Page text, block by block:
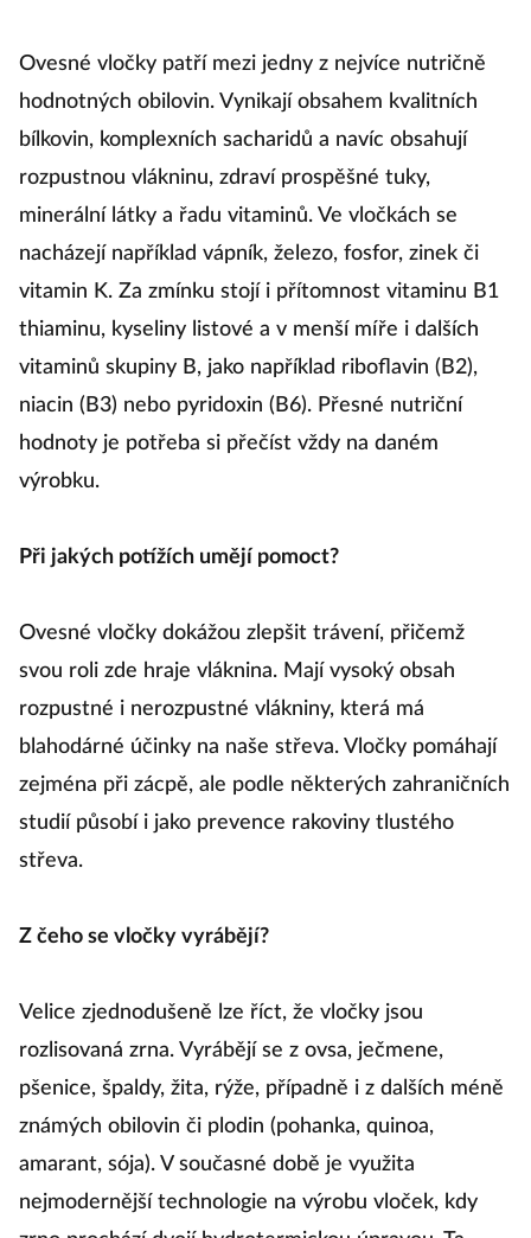
Ovesné vločky patří mezi jedny z nejvíce nutričně
hodnotných obilovin. Vynikají obsahem kvalitních
bílkovin, komplexních sacharidů a navíc obsahují
rozpustnou vlákninu, zdraví prospěšné tuky,
minerální látky a řadu vitaminů. Ve vločkách se
nacházejí například vápník, železo, fosfor, zinek či
vitamin K. Za zmínku stojí i přítomnost vitaminu B1
thiaminu, kyseliny listové a v menší míře i dalších
vitaminů skupiny B, jako například riboflavin (B2),
niacin (B3) nebo pyridoxin (B6). Přesné nutriční
hodnoty je potřeba si přečíst vždy na daném
výrobku.
Při jakých potížích umějí pomoct?
Ovesné vločky dokážou zlepšit trávení, přičemž
svou roli zde hraje vláknina. Mají vysoký obsah
rozpustné i nerozpustné vlákniny, která má
blahodárné účinky na naše střeva. Vločky pomáhají
zejména při zácpě, ale podle některých zahraničních
studií působí i jako prevence rakoviny tlustého
střeva.
Z čeho se vločky vyrábějí?
Velice zjednodušeně lze říct, že vločky jsou
rozlisovaná zrna. Vyrábějí se z ovsa, ječmene,
pšenice, špaldy, žita, rýže, případně i z dalších méně
známých obilovin či plodin (pohanka, quinoa,
amarant, sója). V současné době je využita
nejmodernější technologie na výrobu vloček, kdy